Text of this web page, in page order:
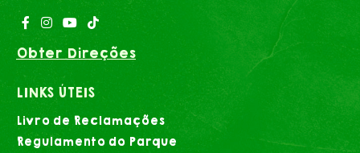
Obter Direções
LINKS ÚTEIS
Livro de Reclamações
Regulamento do Parque